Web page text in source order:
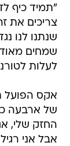
"תמיד כיף
צריכים את
שנתנו לנו
שמחים
לעלות
אקס הפועל
של ארבעה
החזק שלי,
אבל אני